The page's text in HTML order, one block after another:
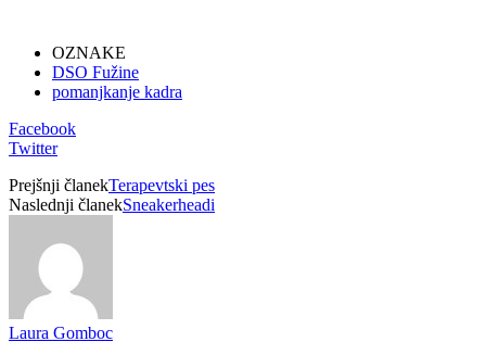
OZNAKE
DSO Fužine
pomanjkanje kadra
Facebook
Twitter
Prejšnji članekTerapevtski pes
Naslednji članekSneakerheadi
Laura Gomboc